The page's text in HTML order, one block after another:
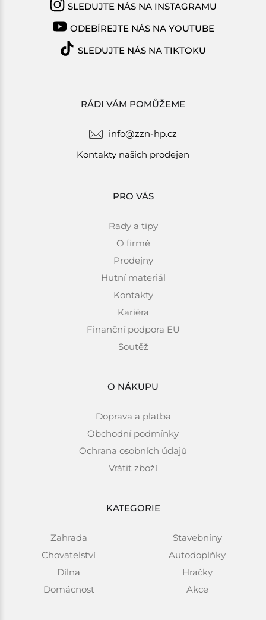
RÁDI VÁM POMŮŽEME
info@zzn-hp.cz
Kontakty našich prodejen
PRO VÁS
Rady a tipy
O firmě
Prodejny
Hutní materiál
Kontakty
Kariéra
Finanční podpora EU
Soutěž
O NÁKUPU
Doprava a platba
Obchodní podmínky
Ochrana osobních údajů
Vrátit zboží
KATEGORIE
Zahrada
Chovatelství
Dílna
Domácnost
Stavebniny
Autodoplňky
Hračky
Akce
SLEDUJTE NÁS NA INSTAGRAMU
ODEBÍREJTE NÁS NA YOUTUBE
SLEDUJTE NÁS NA TIKTOKU